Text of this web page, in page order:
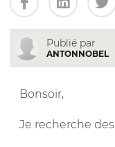
Publié par
ANTONNOBEL
Bonsoir,
Je recherche